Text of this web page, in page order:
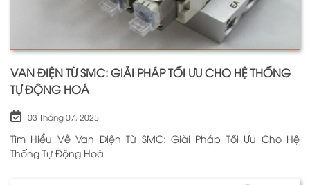
VAN ĐIỆN TỪ SMC: GIẢI PHÁP TỐI ƯU CHO HỆ THỐNG
TỰ ĐỘNG HOÁ
03 Tháng 07, 2025
Tìm Hiểu Về Van Điện Từ SMC: Giải Pháp Tối Ưu Cho Hệ
Thống Tự Động Hoá